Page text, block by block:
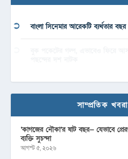
বাংলা সিনেমার আরেকটি ব্যর্থতার
সাম্প্রতিক
‘কাগজের নৌকা’র ষাট বছর— যেভাবে
ব্যক্তি সুচন্দা
আগস্ট ৫, ২০২৬